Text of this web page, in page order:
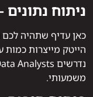
ניתוח
כאן עדיף שתהיה
הייטק מייצרות
משמעותי.